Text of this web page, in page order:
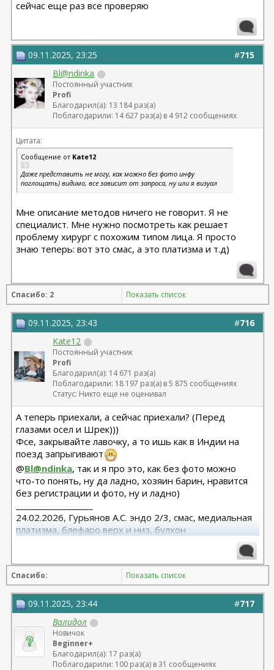
сейчас еще раз все проверяю
#715
09.11.2025, 23:25
Bl@ndinka
Постоянный участник
Profi
Благодарил(а): 13 184 раз(а)
Поблагодарили: 14 627 раз(а) в 4 912 сообщениях
Цитата:
Сообщение от Kate12
Даже представить не могу, как можно без фото инфу
поглощать) видимо, все зависит от запроса, ну или я визуал
Мне описание методов ничего не говорит. Я не
специалист. Мне нужно посмотреть как решает
проблему хирург с похожим типом лица. Я просто
знаю теперь: вот это смас, а это платизма и т.д)
Спасибо: 2 Показать список
#716
09.11.2025, 23:43
Kate12
Постоянный участник
Profi
Благодарил(а): 14 671 раз(а)
Поблагодарили: 18 197 раз(а) в 5 875 сообщениях
Статус: Никто еще не оценивал
А теперь приехали, а сейчас приехали? (Перед
глазами осел и Шрек)))
Фсе, закрывайте лавочку, а то ишь как в Индии на
поезд запрыгивают
@Bl@ndinka, так и я про это, как без фото можно
что-то понять, ну да ладно, хозяин барин, нравится
без регистрации и фото, ну и ладно)
24.02.2026, Гурьянов А.С. эндо 2/3, смас, медиальная
платизма, блефаро верх и низ, булхон
08.2015, allergan 240, 255. Аврамович А.Г., Клиника СЛ
(молодости и красоты)
Спасибо: Показать список
#717
09.11.2025, 23:44
Валидол
Новичок
Beginner+
Благодарил(а): 17 раз(а)
Поблагодарили: 100 раз(а) в 31 сообщениях